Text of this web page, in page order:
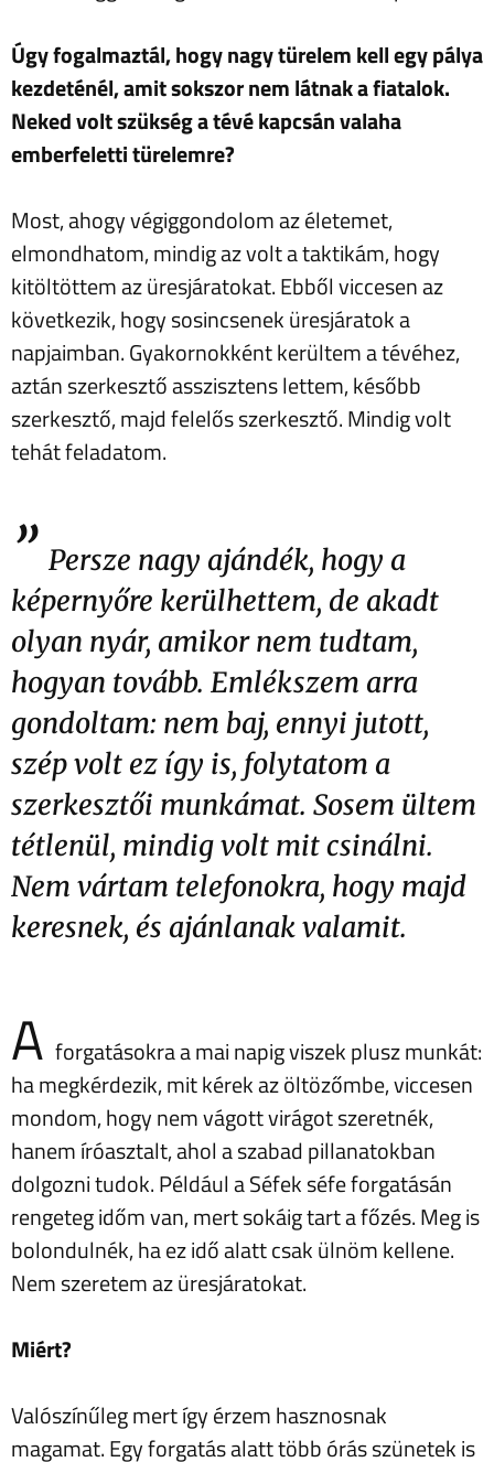
Úgy fogalmaztál, hogy nagy türelem kell egy pálya
kezdeténél, amit sokszor nem látnak a fiatalok.
Neked volt szükség a tévé kapcsán valaha
emberfeletti türelemre?
Most, ahogy végiggondolom az életemet,
elmondhatom, mindig az volt a taktikám, hogy
kitöltöttem az üresjáratokat. Ebből viccesen az
következik, hogy sosincsenek üresjáratok a
napjaimban. Gyakornokként kerültem a tévéhez,
aztán szerkesztő asszisztens lettem, később
szerkesztő, majd felelős szerkesztő. Mindig volt
tehát feladatom.
” Persze nagy ajándék, hogy a
képernyőre kerülhettem, de akadt
olyan nyár, amikor nem tudtam,
hogyan tovább. Emlékszem arra
gondoltam: nem baj, ennyi jutott,
szép volt ez így is, folytatom a
szerkesztői munkámat. Sosem ültem
tétlenül, mindig volt mit csinálni.
Nem vártam telefonokra, hogy majd
keresnek, és ajánlanak valamit.
A forgatásokra a mai napig viszek plusz munkát:
ha megkérdezik, mit kérek az öltözőmbe, viccesen
mondom, hogy nem vágott virágot szeretnék,
hanem íróasztalt, ahol a szabad pillanatokban
dolgozni tudok. Például a Séfek séfe forgatásán
rengeteg időm van, mert sokáig tart a főzés. Meg is
bolondulnék, ha ez idő alatt csak ülnöm kellene.
Nem szeretem az üresjáratokat.
Miért?
Valószínűleg mert így érzem hasznosnak
magamat. Egy forgatás alatt több órás szünetek is